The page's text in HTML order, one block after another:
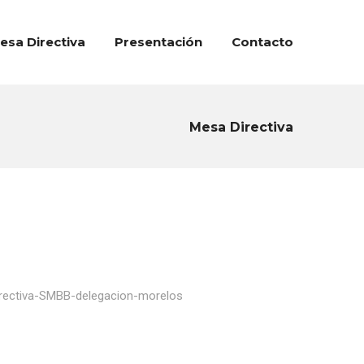
Directiva Presentación Contacto
Mesa Directiva